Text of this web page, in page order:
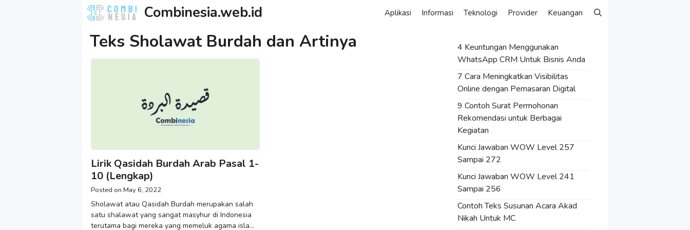
Combinesia.web.id Aplikasi Informasi Teknologi Provider Keuangan
Teks Sholawat Burdah dan Artinya
Lirik Qasidah Burdah Arab Pasal 1-
10 (Lengkap)
May 6, 2022
Sholawat atau Qasidah Burdah merupakan salah
satu shalawat yang sangat masyhur di Indonesia
terutama bagi mereka yang memeluk agama islam.
4 Keuntungan Menggunakan
WhatsApp CRM Untuk Bisnis Anda
7 Cara Meningkatkan Visibilitas
Online dengan Pemasaran Digital
9 Contoh Surat Permohonan
Rekomendasi untuk Berbagai
Kegiatan
Kunci Jawaban WOW Level 257
Sampai 272
Kunci Jawaban WOW Level 241
Sampai 256
Contoh Teks Susunan Acara Akad
Nikah Untuk MC